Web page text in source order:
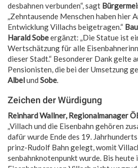
desbahnen ver­bun­den“, sagt
„Zehntau­sende Menschen haben hier
Entwicklung Villachs beigetra­gen.“
Harald Sobeergänzt: „Die Statue ist
Wertschätzung für alle
dieser Stadt.“ Besonderer Dank gelte
Pensionisten, die bei der Umsetzung
Albelund Sobe.
Zeichen der Würdigung
Reinhard Wallner, Regionalmanager
„Villach und die Eisen­bahn gehö­ren
dafür wurde Ende des 19.
prinz-Rudolf Bahn gelegt, womit
senbahn­knotenpunkt wurde. Bis heute